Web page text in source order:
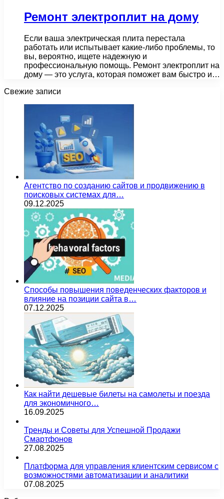
Ремонт электроплит на дому
Если ваша электрическая плита перестала
работать или испытывает какие-либо проблемы, то
вы, вероятно, ищете надежную и
профессиональную помощь. Ремонт электроплит на
дому — это услуга, которая поможет вам быстро и…
Свежие записи
Агентство по созданию сайтов и продвижению в
поисковых системах для…
09.12.2025
Способы повышения поведенческих факторов и
влияние на позиции сайта в…
07.12.2025
Как найти дешевые билеты на самолеты и поезда
для экономичного…
16.09.2025
Тренды и Советы для Успешной Продажи
Смартфонов
27.08.2025
Платформа для управления клиентским сервисом с
возможностями автоматизации и аналитики
07.08.2025